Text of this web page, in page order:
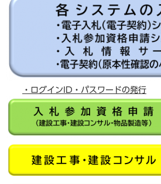
・ログインID・パスワードの発行